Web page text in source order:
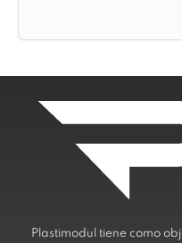
Plastimodul tiene como